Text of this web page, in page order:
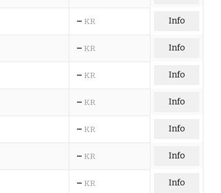
– KR Info
– KR Info
– KR Info
– KR Info
– KR Info
– KR Info
– KR Info